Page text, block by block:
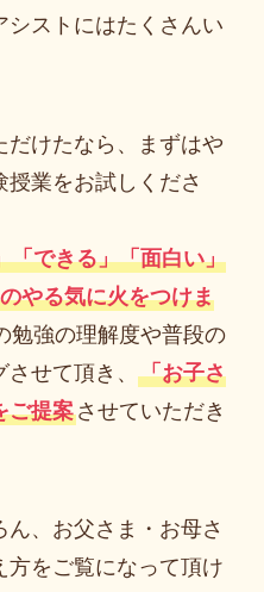
シストにはたくさんい
だけたなら、まずはや
業をお試しくださ
「できる」「面白い」
やる気に火をつけま
勉強の理解度や普段の
せて頂き、 「お子さ
ご提案させていただき
、お父さま・お母さ
方をご覧になって頂け